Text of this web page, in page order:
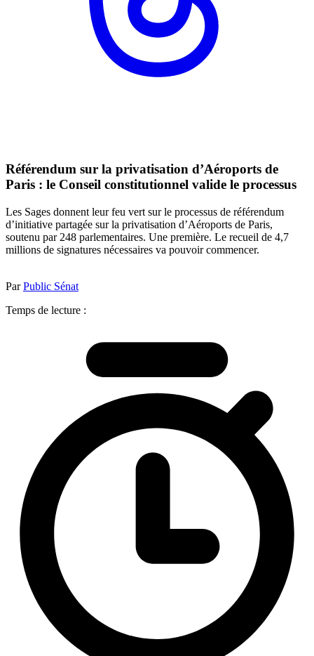
Référendum sur la privatisation d’Aéroports de
Paris : le Conseil constitutionnel valide le processus
Les Sages donnent leur feu vert sur le processus de référendum
d’initiative partagée sur la privatisation d’Aéroports de Paris,
soutenu par 248 parlementaires. Une première. Le recueil de 4,7
millions de signatures nécessaires va pouvoir commencer.
ParPublic Sénat
Temps de lecture :